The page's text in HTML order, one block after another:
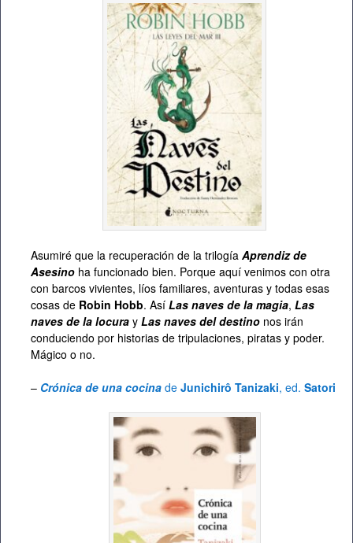
Asumiré que la recuperación de la trilogía Aprendiz de
Asesino ha funcionado bien. Porque aquí venimos con otra
con barcos vivientes, líos familiares, aventuras y todas esas
cosas de Robin Hobb. Así Las naves de la magia, Las
naves de la locura y Las naves del destino nos irán
conduciendo por historias de tripulaciones, piratas y poder.
Mágico o no.
– Crónica de una cocina de Junichirô Tanizaki, ed. Satori